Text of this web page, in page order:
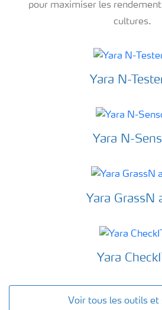
pour maximiser les
cultures.
Yara N-
Yara N-
Yara GrassN
Yara CheckIT
Voir tous les outils et